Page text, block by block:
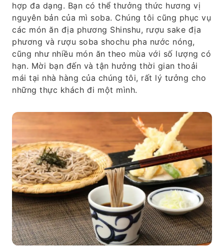
hợp đa dạng. Bạn có thể thưởng thức hương vị
nguyên bản của mì soba. Chúng tôi cũng phục vụ
các món ăn địa phương Shinshu, rượu sake địa
phương và rượu soba shochu pha nước nóng,
cũng như nhiều món ăn theo mùa với số lượng có
hạn. Mời bạn đến và tận hưởng thời gian thoải
mái tại nhà hàng của chúng tôi, rất lý tưởng cho
những thực khách đi một mình.